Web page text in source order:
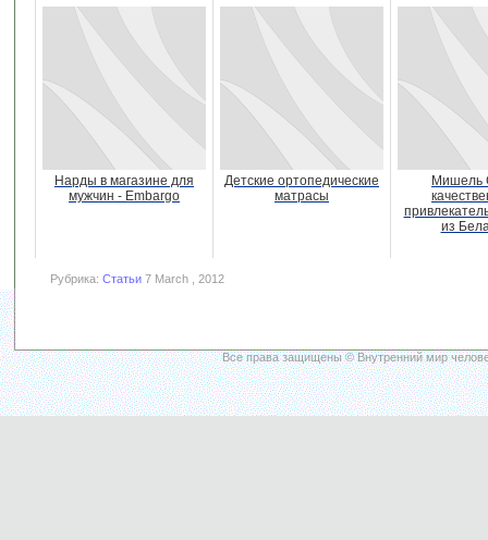
Нарды в магазине для
мужчин - Embargo
Детские ортопедические
матрасы
Мишель
из
Рубрика: Статьи 7 March , 2012
Все права защищены © Внутренний мир